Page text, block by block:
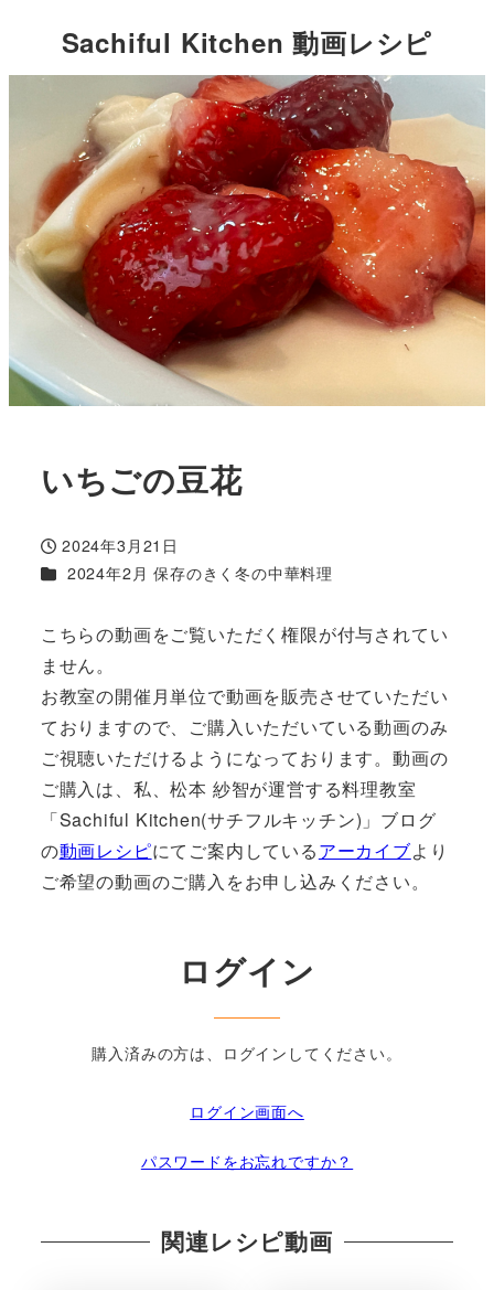
Sachiful Kitchen 動画レシピ
いちごの豆花
投稿日
2024年3月21日
カテゴリー
2024年2月 保存のきく冬の中華料理
こちらの動画をご覧いただく権限が付与されてい
ません。
お教室の開催月単位で動画を販売させていただい
ておりますので、ご購入いただいている動画のみ
ご視聴いただけるようになっております。動画の
ご購入は、私、松本 紗智が運営する料理教室
「Sachiful Kitchen(サチフルキッチン)」ブログ
の動画レシピにてご案内しているアーカイブより
ご希望の動画のご購入をお申し込みください。
ログイン
購入済みの方は、ログインしてください。
ログイン画面へ
パスワードをお忘れですか？
関連レシピ動画